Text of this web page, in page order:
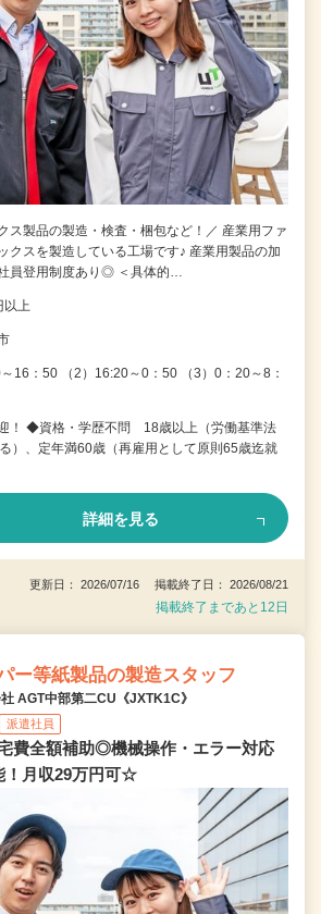
ス製品の製造・検査・梱包など！／ 産業用ファ
クスを製造している工場です♪ 産業用製品の加
員登用制度あり◎ ＜具体的…
以上
～16：50 （2）16:20～0：50 （3）0：20～8：
！ ◆資格・学歴不問 18歳以上（労働基準法
）、定年満60歳（再雇用として原則65歳迄就
詳細を見る
更新日： 2026/07/16 掲載終了日： 2026/08/21
掲載終了まであと12日
ー等紙製品の製造スタッフ
AGT中部第二CU《JXTK1C》
派遣社員
費全額補助◎機械操作・エラー対応
！月収29万円可☆